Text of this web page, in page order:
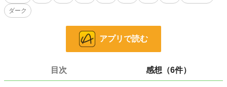
ていた。
※ 全５話完結予定
19,257 位 / 228,725 件
ダーク
アプリで読む
目次 感想（6件）